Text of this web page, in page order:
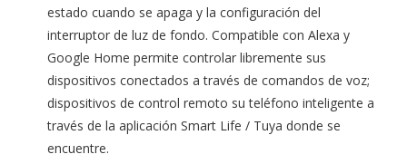
estado cuando se apaga y la configuración del
interruptor de luz de fondo. Compatible con Alexa y
Google Home permite controlar libremente sus
dispositivos conectados a través de comandos de voz;
dispositivos de control remoto su teléfono inteligente a
través de la aplicación Smart Life / Tuya donde se
encuentre.